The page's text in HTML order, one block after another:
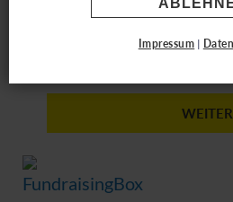
Impressum |
WEITER